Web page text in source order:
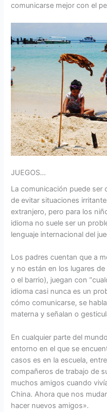
comunicarse mejor con el
JUEGOS…
La comunicación puede ser
de evitar situaciones
extranjero, pero para los
idioma no suele ser un
lenguaje internacional del
Los padres cuentan que a
y no están en los lugares
o el barrio), juegan con
idioma casi nunca es un
cómo comunicarse, se
materna y señalan o
En cualquier parte del
entorno en el que se
casos es en la escuela,
compañeros de trabajo de
muchos amigos cuando
China. Ahora que nos
hacer nuevos amigos».